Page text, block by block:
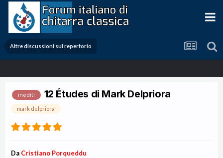
Altre discussioni sul repertorio
inediti 12 Études di Mark Delpriora
mark delpriora
Da Cristiano Porqueddu